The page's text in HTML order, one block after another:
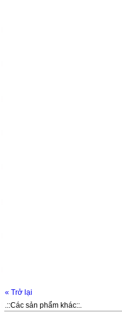
« Trở lại
.::Các sản phẩm khác::.